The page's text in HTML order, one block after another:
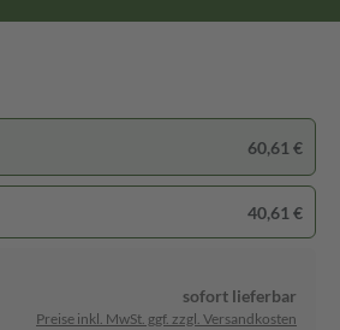
60,61 €
40,61 €
sofort lieferbar
Preise inkl. MwSt. ggf. zzgl. Versandkosten